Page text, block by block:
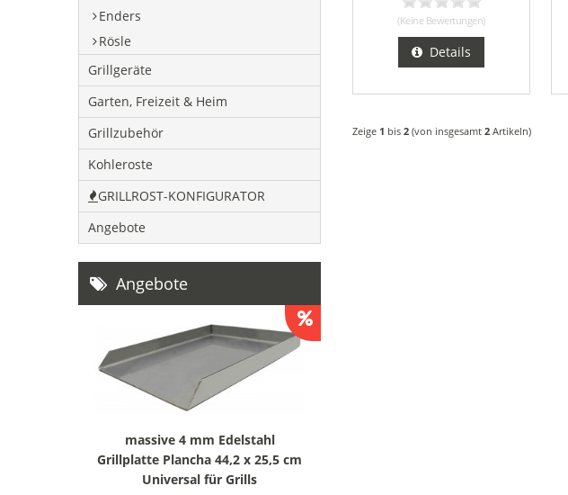
(Keine Bewertungen)
Details
Zeige 1 bis2 (von insgesamt2 Artikeln)
Enders
Rösle
Grillgeräte
Garten, Freizeit & Heim
Grillzubehör
Kohleroste
GRILLROST-KONFIGURATOR
Angebote
Angebote
massive 4 mm Edelstahl
Grillplatte Plancha 44,2 x 25,5 cm
Universal für Grills